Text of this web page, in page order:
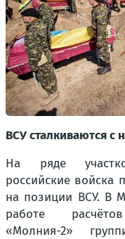
ВСУ сталкиваются
На ряде
российские войска
на позиции ВСУ. В
работе
«Молния-2»